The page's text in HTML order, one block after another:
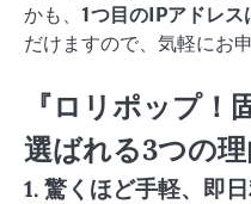
かも、 1つ目のIPアドレ
だけますので、気軽にお
『ロリポップ
選ばれる3つの
1. 驚くほど手軽、即